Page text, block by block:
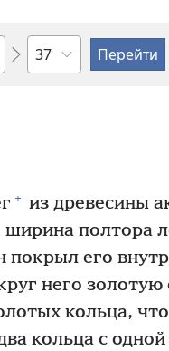
по
главам
+ из древесины
полтора
покрыл его
него золотую
кольца,
кольца с